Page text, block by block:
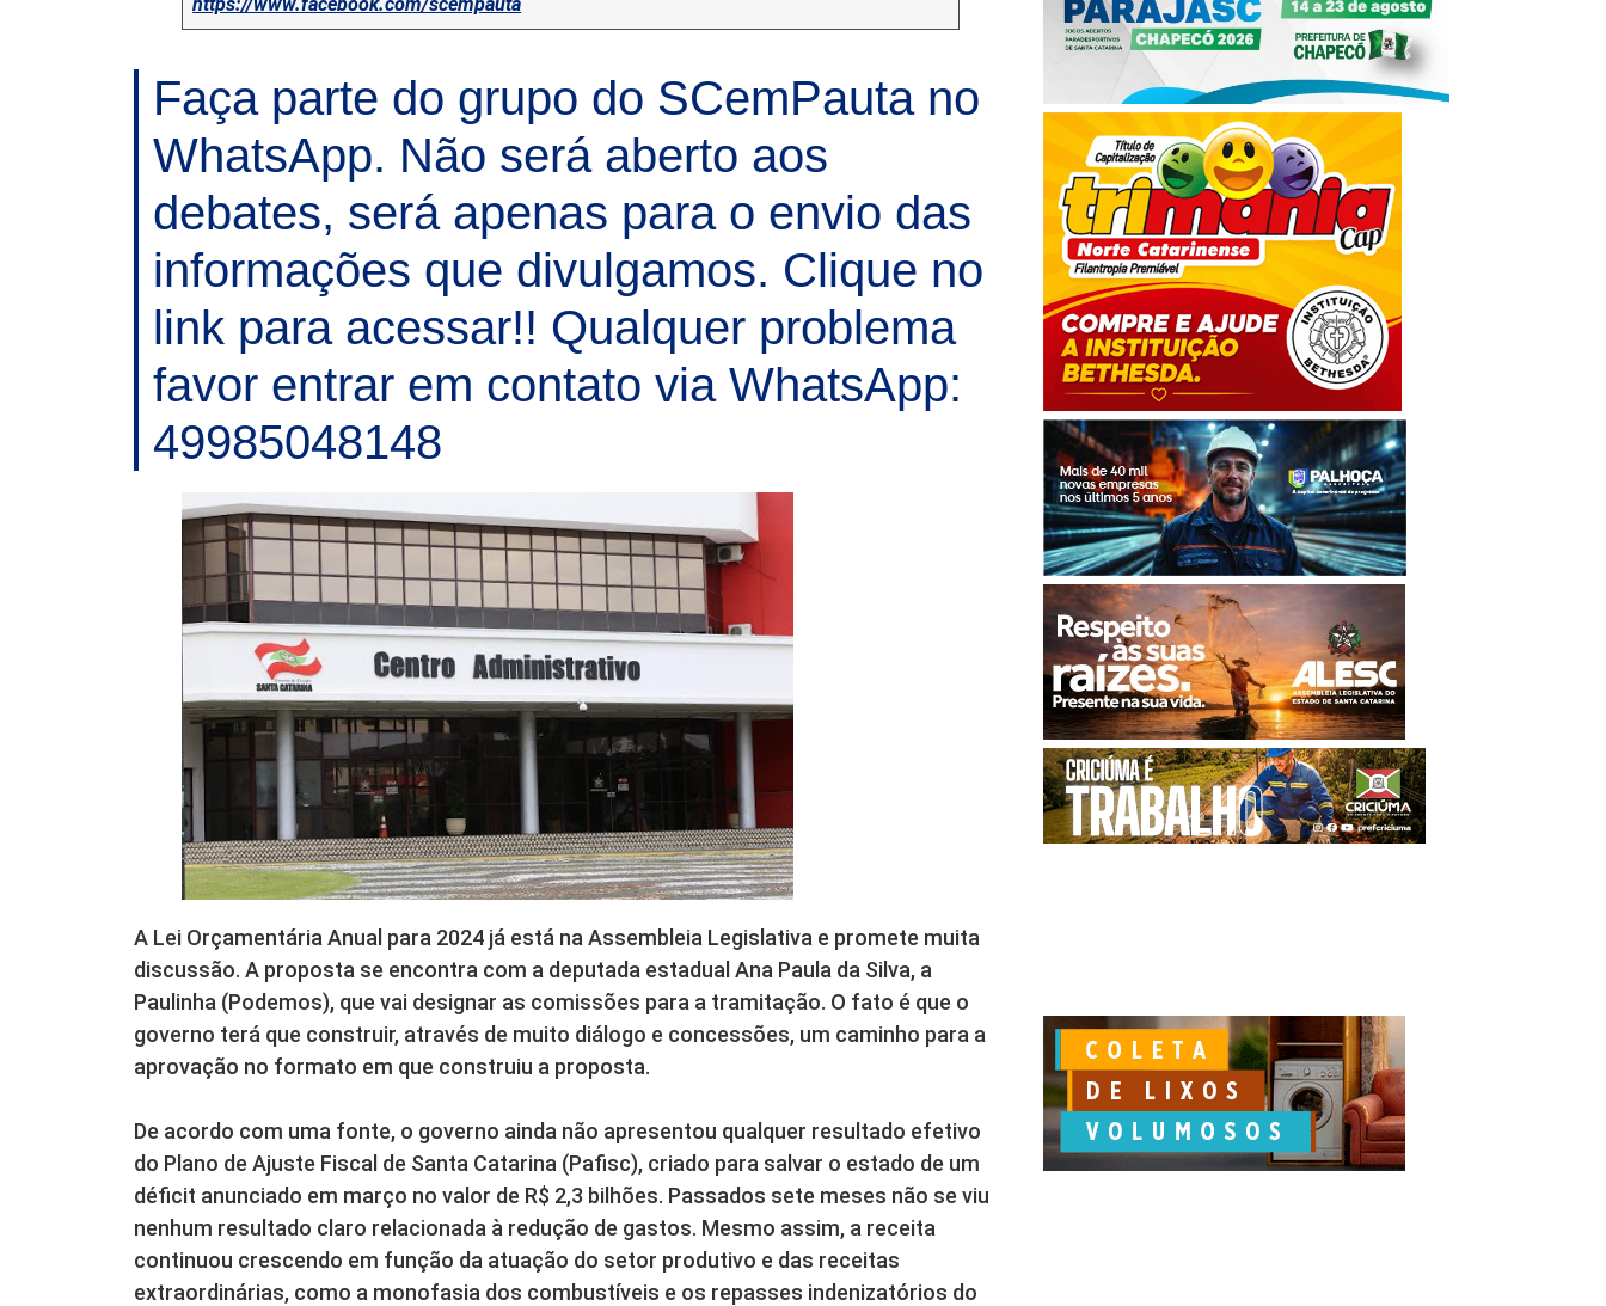
Faça parte do grupo do SCemPauta no
WhatsApp. Não será aberto aos
debates, será apenas para o envio das
informações que divulgamos. Clique no
link para acessar!! Qualquer problema
favor entrar em contato via WhatsApp:
49985048148
A Lei Orçamentária Anual para 2024 já está na Assembleia Legislativa e promete muita
discussão. A proposta se encontra com a deputada estadual Ana Paula da Silva, a
Paulinha (Podemos), que vai designar as comissões para a tramitação. O fato é que o
governo terá que construir, através de muito diálogo e concessões, um caminho para a
aprovação no formato em que construiu a proposta.
De acordo com uma fonte, o governo ainda não apresentou qualquer resultado efetivo
do Plano de Ajuste Fiscal de Santa Catarina (Pafisc), criado para salvar o estado de um
déficit anunciado em março no valor de R$ 2,3 bilhões. Passados sete meses não se viu
nenhum resultado claro relacionada à redução de gastos. Mesmo assim, a receita
continuou crescendo em função da atuação do setor produtivo e das receitas
extraordinárias, como a monofasia dos combustíveis e os repasses indenizatórios do